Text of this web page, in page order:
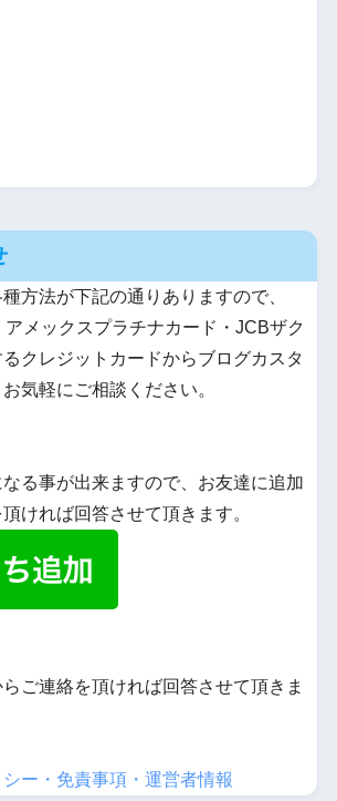
方法が下記の通りありますので、
メックスプラチナカード・JCBザク
クレジットカードからブログカスタ
気軽にご相談ください。
る事が出来ますので、お友達に追加
ければ回答させて頂きます。
ご連絡を頂ければ回答させて頂きま
ー・免責事項・運営者情報